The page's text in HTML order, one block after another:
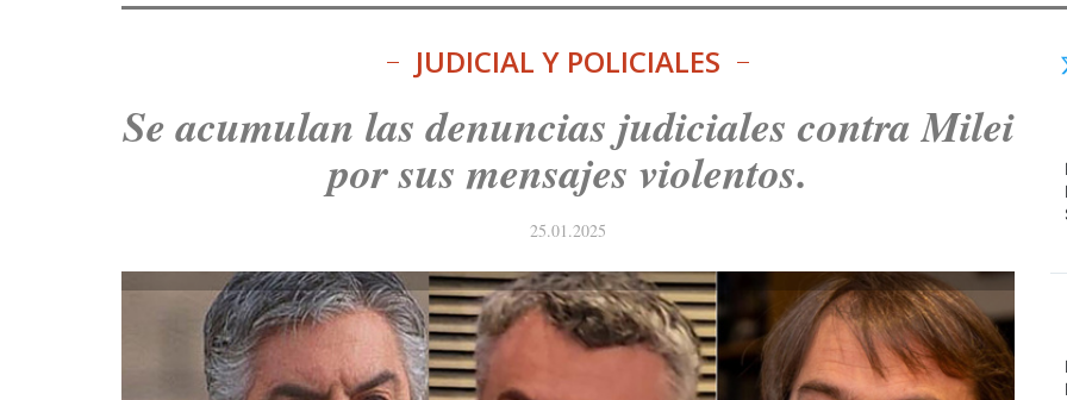
JUDICIAL Y POLICIALES
Se acumulan las denuncias judiciales contra Milei
por sus mensajes violentos.
25.01.2025